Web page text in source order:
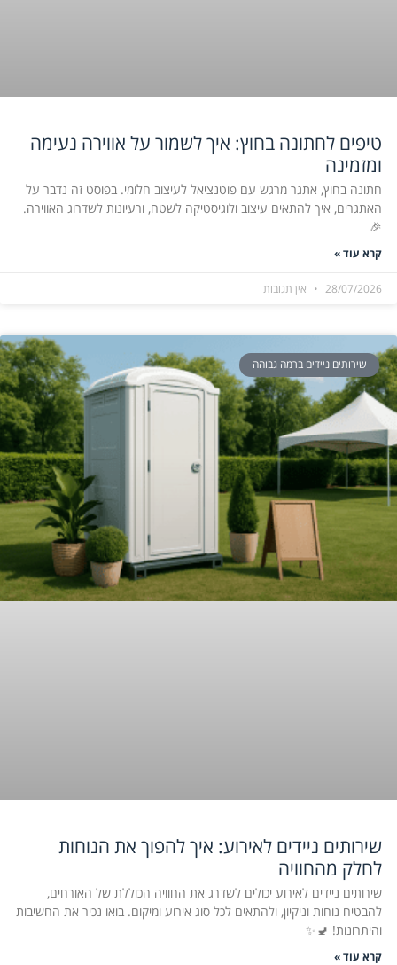
טיפים לחתונה בחוץ: איך לשמור על אווירה נעימה
ומזמינה
חתונה בחוץ, אתגר מרגש עם פוטנציאל לעיצוב חלומי. בפוסט זה נדבר על
האתגרים, איך להתאים עיצוב ולוגיסטיקה לשטח, ורעיונות לשדרוג האווירה.
🎉
קרא עוד »
28/07/2026 אין תגובות
שירותים ניידים ברמה גבוהה
שירותים ניידים לאירוע: איך להפוך את הנוחות
לחלק מהחוויה
שירותים ניידים לאירוע יכולים לשדרג את החוויה הכוללת של האורחים,
להבטיח נוחות וניקיון, ולהתאים לכל סוג אירוע ומיקום. בואו נכיר את החשיבות
והיתרונות! 🚽✨
קרא עוד »